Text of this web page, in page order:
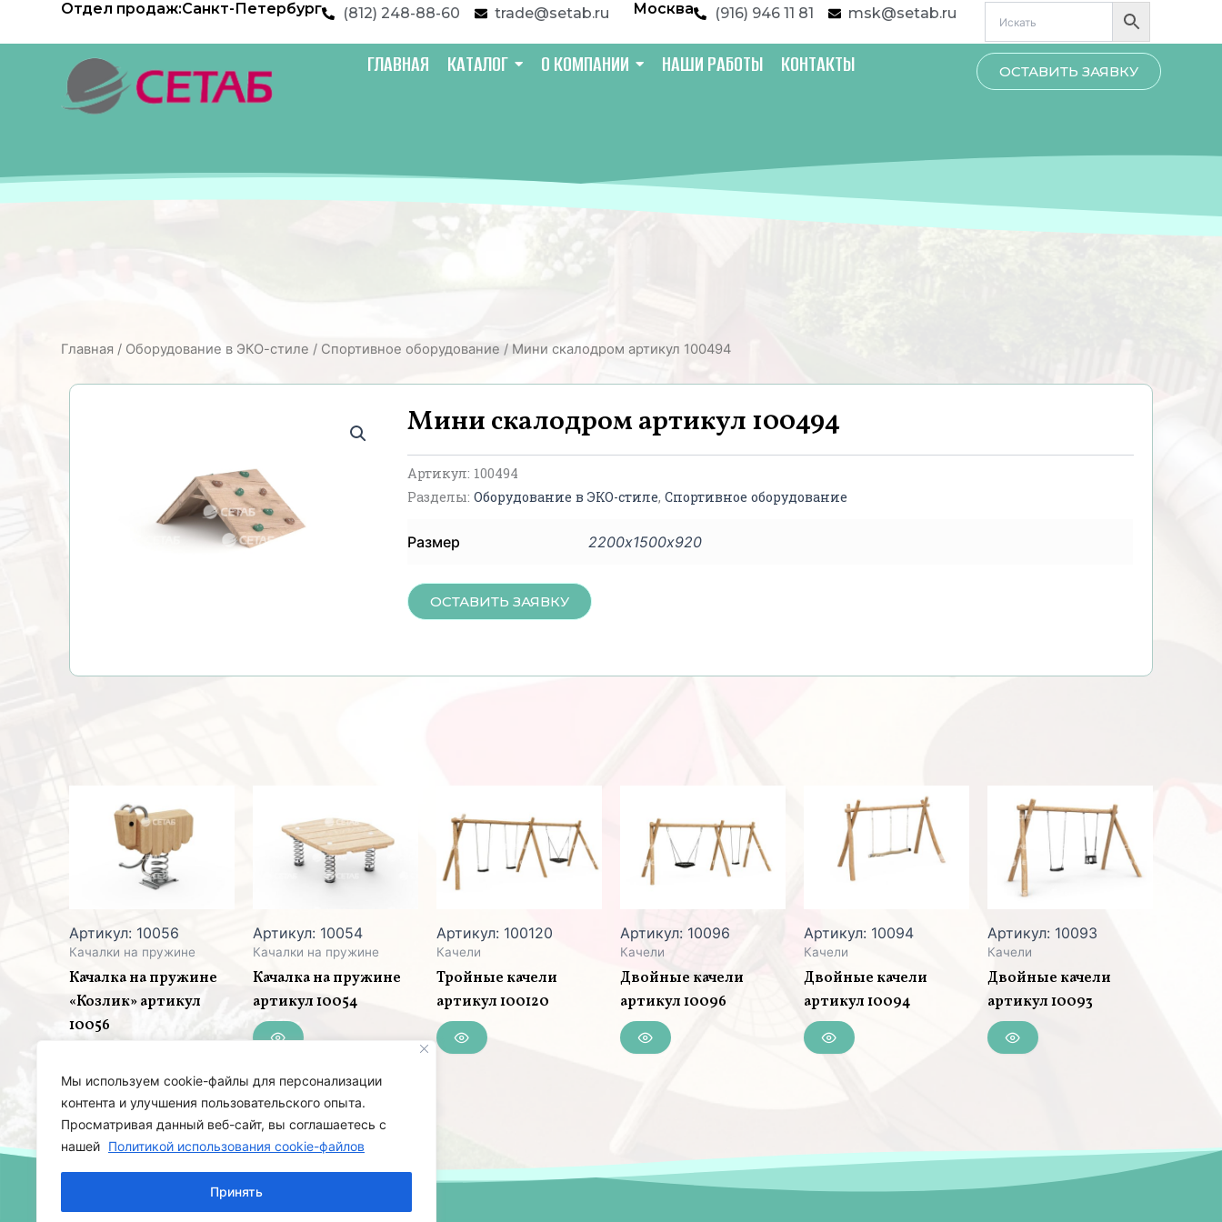
Мы используем cookie-файлы для персонализации
контента и улучшения пользовательского опыта.
Просматривая данный веб-сайт, вы соглашаетесь с
нашей Политикой использования cookie-файлов
Принять
содержимому
Отдел продаж:Санкт-Петербург (812) 248-88-60 trade@setab.ru Москва (916) 946 11 81 msk@setab.ru
ГЛАВНАЯ КАТАЛОГ О КОМПАНИИ НАШИ РАБОТЫ КОНТАКТЫ ОСТАВИТЬ ЗАЯВКУ
Главная / Оборудование в ЭКО-стиле / Спортивное оборудование / Мини скалодром артикул 100494
Мини скалодром артикул 100494
Артикул: 100494
Разделы: Оборудование в ЭКО-стиле,Спортивное оборудование
Размер 2200х1500х920
ОСТАВИТЬ ЗАЯВКУ
Артикул: 10056
Качалки на пружине
Качалка на пружине
«Козлик» артикул
10056
Артикул: 10054
Качалки на пружине
Качалка на пружине
артикул 10054
Артикул: 100120
Качели
Тройные качели
артикул 100120
Артикул: 10096
Качели
Двойные качели
артикул 10096
Артикул: 10094
Качели
Двойные качели
артикул 10094
Артикул: 10093
Качели
Двойные качели
артикул 10093